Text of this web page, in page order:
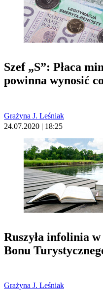
Szef „S”: Płaca
powinna wynosić
Grażyna J. Leśniak
24.07.2020 | 18:25
Ruszyła infolinia
Bonu
Grażyna J. Leśniak